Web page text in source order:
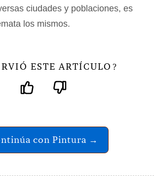
ciudades y poblaciones, es
los mismos.
ESTE ARTÍCULO ?
con Pintura →